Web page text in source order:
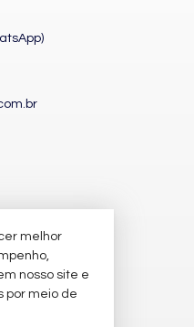
melhor
nosso site e
por meio de